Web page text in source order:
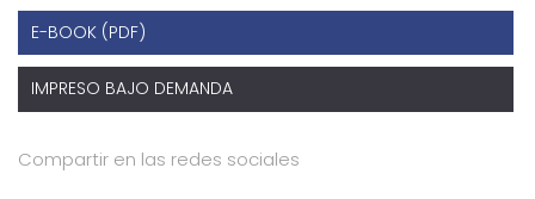
E-BOOK (PDF)
IMPRESO BAJO DEMANDA
Compartir en las redes sociales